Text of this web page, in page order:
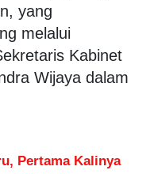
yang
melalui
Kabinet
Wijaya dalam
Pertama Kalinya